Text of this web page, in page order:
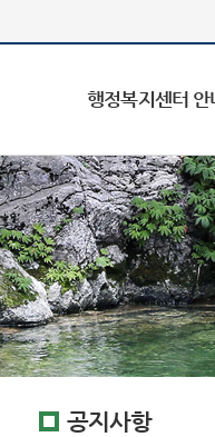
행정복지센터 안
공지사항